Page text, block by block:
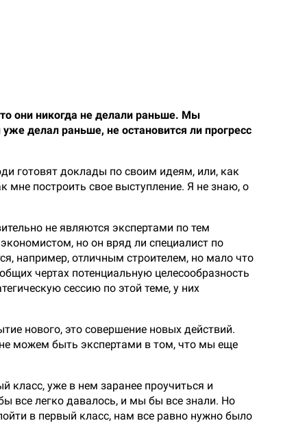
они никогда не делали раньше. Мы
делал раньше, не остановится ли прогресс
готовят доклады по своим идеям, или, как
мне построить свое выступление. Я не знаю, о
не являются экспертами по тем
но он вряд ли специалист по
например, отличным строителем, но мало что
чертах потенциальную целесообразность
сессию по этой теме, у них
нового, это совершение новых действий.
можем быть экспертами в том, что мы еще
класс, уже в нем заранее проучиться и
все легко давалось, и мы бы все знали. Но
в первый класс, нам все равно нужно было